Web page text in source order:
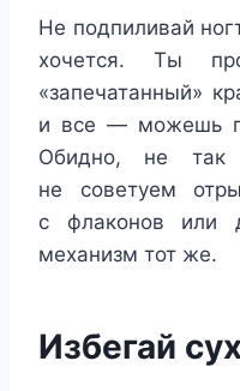
Не подпиливай
хочется. Ты
«запечатанный»
и все — можешь
Обидно, не
не советуем
с флаконов или
механизм тот же.
Избегай